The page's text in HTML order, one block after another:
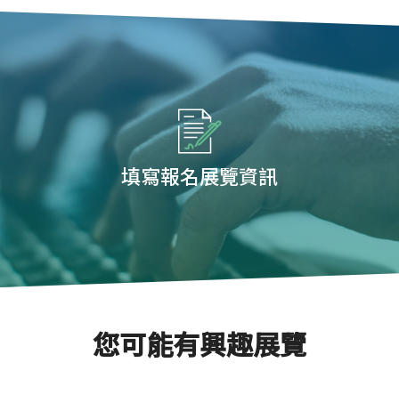
填寫報名展覽資訊
您可能有興趣展覽